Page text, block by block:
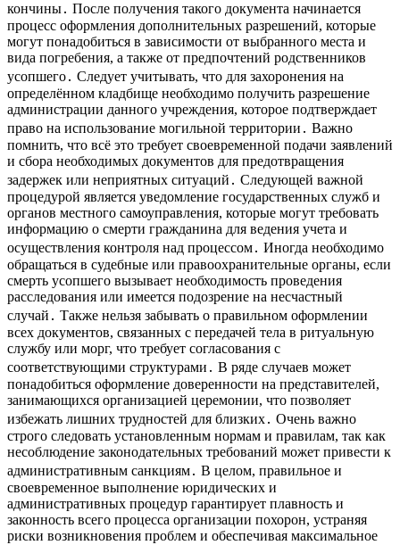
кончины․ После получения такого документа начинается
процесс оформления дополнительных разрешений, которые
могут понадобиться в зависимости от выбранного места и
вида погребения, а также от предпочтений родственников
усопшего․ Следует учитывать, что для захоронения на
определённом кладбище необходимо получить разрешение
администрации данного учреждения, которое подтверждает
право на использование могильной территории․ Важно
помнить, что всё это требует своевременной подачи заявлений
и сбора необходимых документов для предотвращения
задержек или неприятных ситуаций․ Следующей важной
процедурой является уведомление государственных служб и
органов местного самоуправления, которые могут требовать
информацию о смерти гражданина для ведения учета и
осуществления контроля над процессом․ Иногда необходимо
обращаться в судебные или правоохранительные органы, если
смерть усопшего вызывает необходимость проведения
расследования или имеется подозрение на несчастный
случай․ Также нельзя забывать о правильном оформлении
всех документов, связанных с передачей тела в ритуальную
службу или морг, что требует согласования с
соответствующими структурами․ В ряде случаев может
понадобиться оформление доверенности на представителей,
занимающихся организацией церемонии, что позволяет
избежать лишних трудностей для близких․ Очень важно
строго следовать установленным нормам и правилам, так как
несоблюдение законодательных требований может привести к
административным санкциям․ В целом, правильное и
своевременное выполнение юридических и
административных процедур гарантирует плавность и
законность всего процесса организации похорон, устраняя
риски возникновения проблем и обеспечивая максимальное